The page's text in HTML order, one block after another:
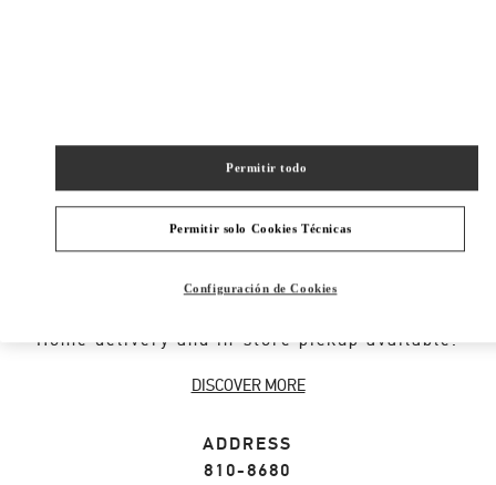
ABOUT THIS BOUTIQUE
Designer gift selection for men. Shop luxury
Home delivery and in-store pickup available.
DISCOVER MORE
ADDRESS
810-8680
Permitir solo Cookies Técnicas
Permitir todo
Configuración de Cookies